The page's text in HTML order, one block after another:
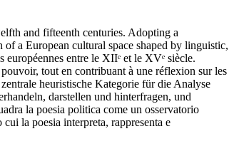
and fifteenth centuries. Adopting a
a European cultural space shaped by linguistic,
entre le XIIᵉ et le XVᵉ siècle.
tout en contribuant à une réflexion sur les
heuristische Kategorie für die Analyse
darstellen und hinterfragen, und
la poesia politica come un osservatorio
la poesia interpreta, rappresenta e